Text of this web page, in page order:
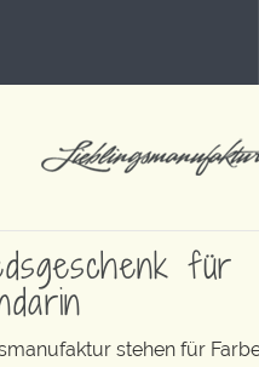
für
stehen für